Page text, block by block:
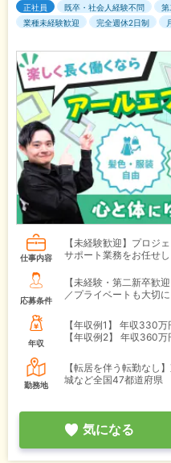
正社員 既卒・社会人経験不問 第
業種未経験歓迎
完全週休2日制
仕事内容
【未経験歓迎】プロジ
サポート業務をお任せし
応募条件
【未経験・第二新卒歓
／プライベートも大切
年収
【年収例1】
年収330万
【年収例2】
年収360万
勤務地
【転居を伴う転勤なし
城など全国47都道府県
気になる